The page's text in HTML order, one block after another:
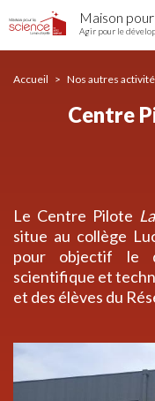
Pilote
au
Maison
Agir pour le
Accueil Nos autres
Centre
Le Centre Pilote
situe au collège
pour objectif le
scientifique et
et des élèves du